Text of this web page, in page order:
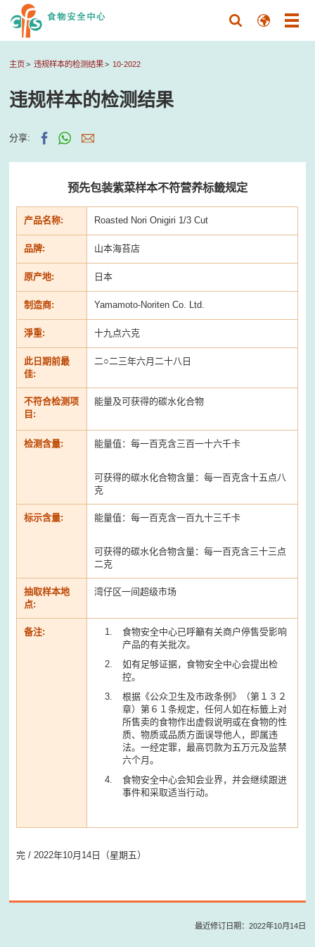
主页 违规样本的检测结果 10-2022
违规样本的检测结果
分享:
预先包装紫菜样本不符营养标籤规定
产品名称: Roasted Nori Onigiri 1/3 Cut
品牌: 山本海苔店
原产地: 日本
制造商: Yamamoto-Noriten Co. Ltd.
淨重: 十九点六克
此日期前最
佳:
二○二三年六月二十八日
不符合检测项
目:
能量及可获得的碳水化合物
检测含量: 能量值：每一百克含三百一十六千卡
可获得的碳水化合物含量：每一百克含十五点八
克
标示含量: 能量值：每一百克含一百九十三千卡
可获得的碳水化合物含量：每一百克含三十三点
二克
抽取样本地
点:
湾仔区一间超级市场
备注:
食物安全中心已呼籲有关商户停售受影响
产品的有关批次。
如有足够证据，食物安全中心会提出检
控。
根据《公众卫生及市政条例》（第１３２
章）第６１条规定，任何人如在标籤上对
所售卖的食物作出虚假说明或在食物的性
质、物质或品质方面误导他人，即属违
法。一经定罪，最高罚款为五万元及监禁
六个月。
食物安全中心会知会业界，并会继续跟进
事件和采取适当行动。
完 / 2022年10月14日（星期五）
最近修订日期：2022年10月14日